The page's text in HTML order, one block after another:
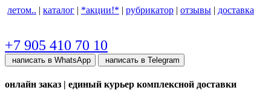
летом.. | каталог | *акции!* | рубрикатор | отзывы | доставка
+7 905 410 70 10
написать в WhatsApp написать в Telegram
онлайн заказ | единый курьер комплексной доставки